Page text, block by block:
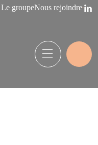
Le groupeNous rejoindre